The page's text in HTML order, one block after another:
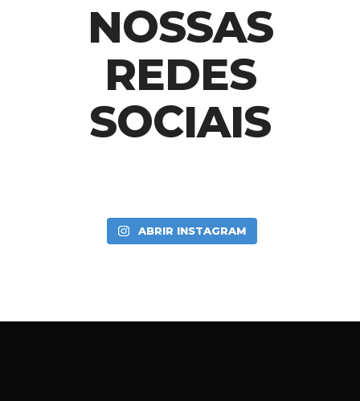
NOSSAS
REDES
SOCIAIS
ABRIR INSTAGRAM